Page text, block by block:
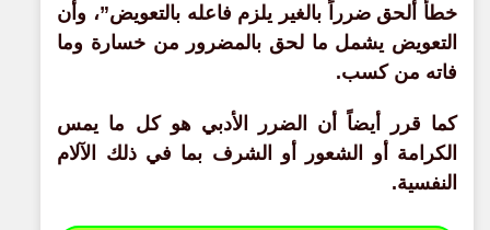
خطأ ألحق ضرراً بالغير يلزم فاعله بالتعويض”، وأن
التعويض يشمل ما لحق بالمضرور من خسارة وما
فاته من كسب.
كما قرر أيضاً أن الضرر الأدبي هو كل ما يمس
الكرامة أو الشعور أو الشرف بما في ذلك الآلام
النفسية.